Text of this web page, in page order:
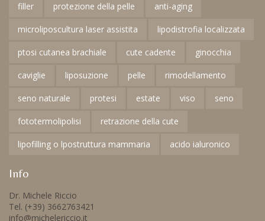
filler protezione della pelle anti-aging
microliposcultura laser assistita lipodistrofia localizzata
ptosi cutanea brachiale cute cadente ginocchia
caviglie liposuzione pelle rimodellamento
seno naturale protesi estate viso seno
fototermolipolisi retrazione della cute
lipofilling o lpostruttura mammaria acido ialuronico
Info
Dr. Michele Riccio
Tel. (+39) 3662763421
info@michelericcio.it